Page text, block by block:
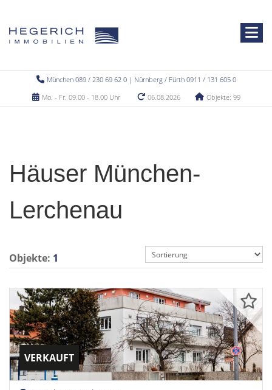
München 089 / 230 69 62 0 | Nürnberg / Fürth 0911 / 131 605 0
Mo. - Fr. 09.00 - 18.00 Uhr
06.08.2026 Objekte: 99
Häuser München-
Lerchenau
Objekte: 1
VERKAUFT